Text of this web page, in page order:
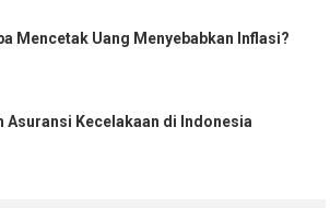
Mencetak Uang Menyebabkan Inflasi?
Asuransi Kecelakaan di Indonesia